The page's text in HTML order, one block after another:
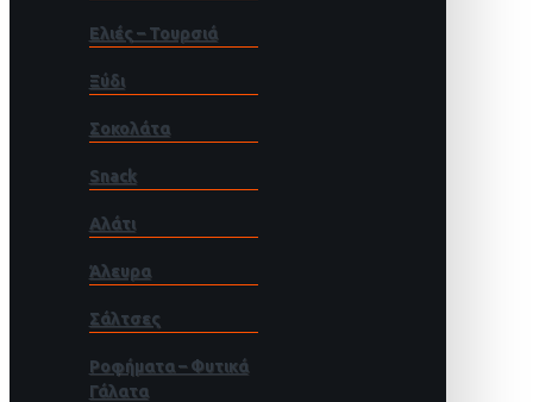
Ελιές – Τουρσιά
Ξύδι
Σοκολάτα
Snack
Αλάτι
Άλευρα
Σάλτσες
Ροφήματα – Φυτικά
Γάλατα